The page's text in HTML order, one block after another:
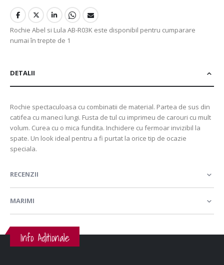
Rochie Abel si Lula AB-R03K este disponibil pentru cumparare
numai în trepte de 1
DETALII
Rochie spectaculoasa cu combinatii de material. Partea de sus din
catifea cu maneci lungi. Fusta de tul cu imprimeu de carouri cu mult
volum. Curea cu o mica fundita. Inchidere cu fermoar invizibil la
spate. Un look ideal pentru a fi purtat la orice tip de ocazie
speciala.
RECENZII
MARIMI
Info Aditionale